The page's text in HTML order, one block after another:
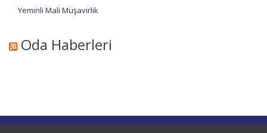
Yeminli Mali Müşavirlik
Oda Haberleri